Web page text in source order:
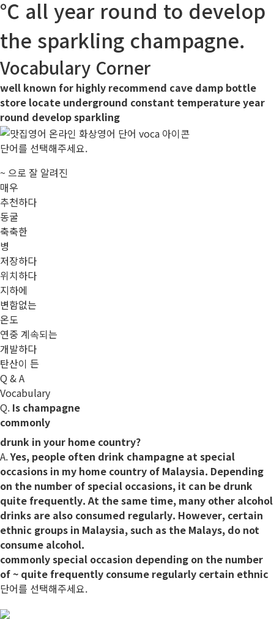
℃ all year round to develop
the sparkling champagne.
Vocabulary Corner
well known for highly recommend cave damp bottle
store locate underground constant temperatureyear
round developsparkling
단어를 선택해주세요.
~ 으로 잘 알려진
매우
추천하다
동굴
축축한
병
저장하다
위치하다
지하에
변함없는
온도
연중 계속되는
개발하다
탄산이 든
Q & A
Vocabulary
Q. Is champagne
commonly
drunk in your home country?
A.Yes, people often drink champagne at special
occasions in my home country of Malaysia. Depending
on the number ofspecial occasions, it can be drunk
quitefrequently. At the same time, many other alcohol
drinks are also consumed regularly. However, certain
ethnic groups in Malaysia, such as the Malays, do not
consume alcohol.
commonlyspecial occasion depending on the number
of ~ quitefrequently consume regularly certain ethnic
단어를 선택해주세요.